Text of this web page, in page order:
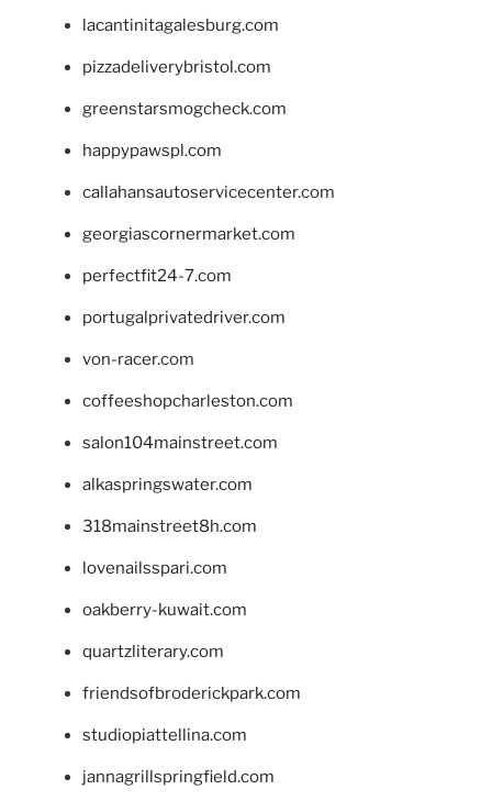
lacantinitagalesburg.com
pizzadeliverybristol.com
greenstarsmogcheck.com
happypawspl.com
callahansautoservicecenter.com
georgiascornermarket.com
perfectfit24-7.com
portugalprivatedriver.com
von-racer.com
coffeeshopcharleston.com
salon104mainstreet.com
alkaspringswater.com
318mainstreet8h.com
lovenailsspari.com
oakberry-kuwait.com
quartzliterary.com
friendsofbroderickpark.com
studiopiattellina.com
jannagrillspringfield.com